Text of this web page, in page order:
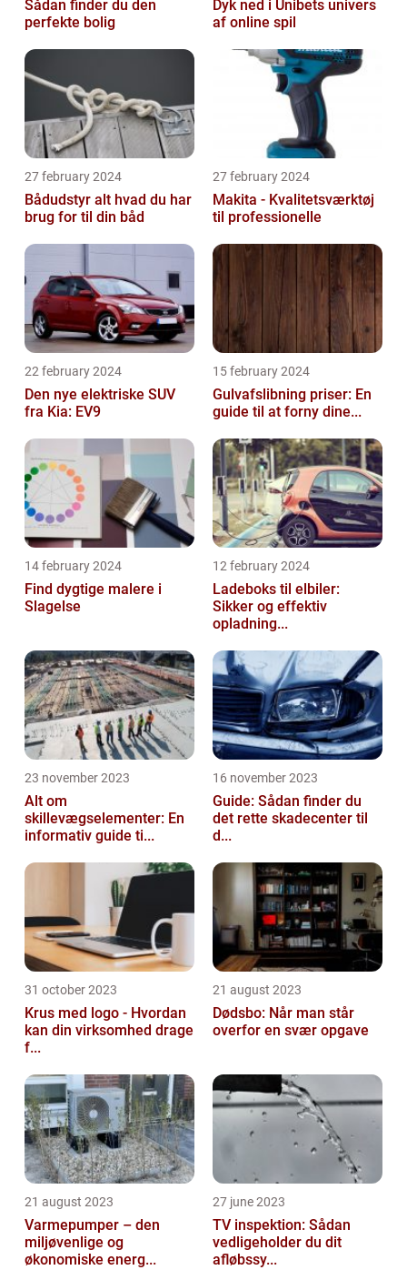
Sådan finder du den
perfekte bolig
Dyk ned i Unibets univers
af online spil
27 february 2024
Bådudstyr alt hvad du har
brug for til din båd
27 february 2024
Makita - Kvalitetsværktøj
til professionelle
22 february 2024
Den nye elektriske SUV
fra Kia: EV9
15 february 2024
Gulvafslibning priser: En
guide til at forny dine...
14 february 2024
Find dygtige malere i
Slagelse
12 february 2024
Ladeboks til elbiler:
Sikker og effektiv
opladning...
23 november 2023
Alt om
skillevægselementer: En
informativ guide ti...
16 november 2023
Guide: Sådan finder du
det rette skadecenter til
d...
31 october 2023
Krus med logo - Hvordan
kan din virksomhed drage
f...
21 august 2023
Dødsbo: Når man står
overfor en svær opgave
21 august 2023
Varmepumper – den
miljøvenlige og
økonomiske energ...
27 june 2023
TV inspektion: Sådan
vedligeholder du dit
afløbssy...